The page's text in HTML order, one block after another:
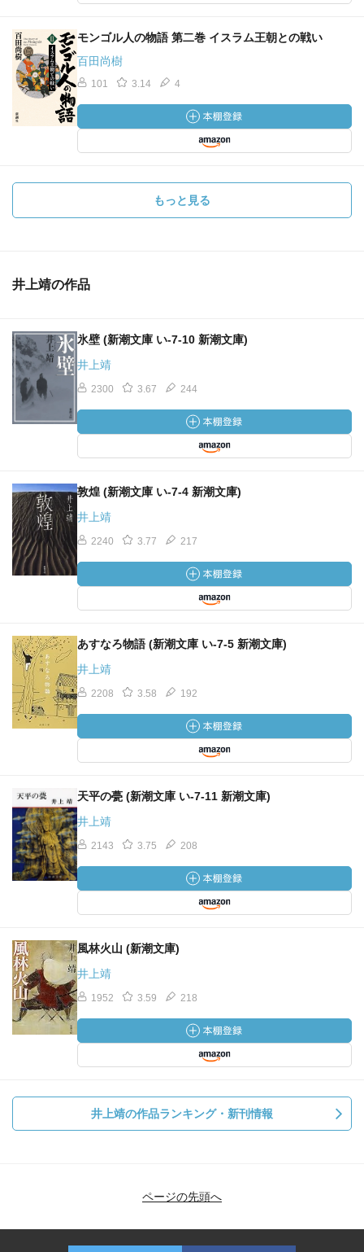
モンゴル人の物語 第二巻 イスラム王朝との戦い
百田尚樹
101 3.14 4
もっと見る
井上靖の作品
氷壁 (新潮文庫 い-7-10 新潮文庫)
井上靖
2300 3.67 244
敦煌 (新潮文庫 い-7-4 新潮文庫)
井上靖
2240 3.77 217
あすなろ物語 (新潮文庫 い-7-5 新潮文庫)
井上靖
2208 3.58 192
天平の甍 (新潮文庫 い-7-11 新潮文庫)
井上靖
2143 3.75 208
風林火山 (新潮文庫)
井上靖
1952 3.59 218
井上靖の作品ランキング・新刊情報
ページの先頭へ